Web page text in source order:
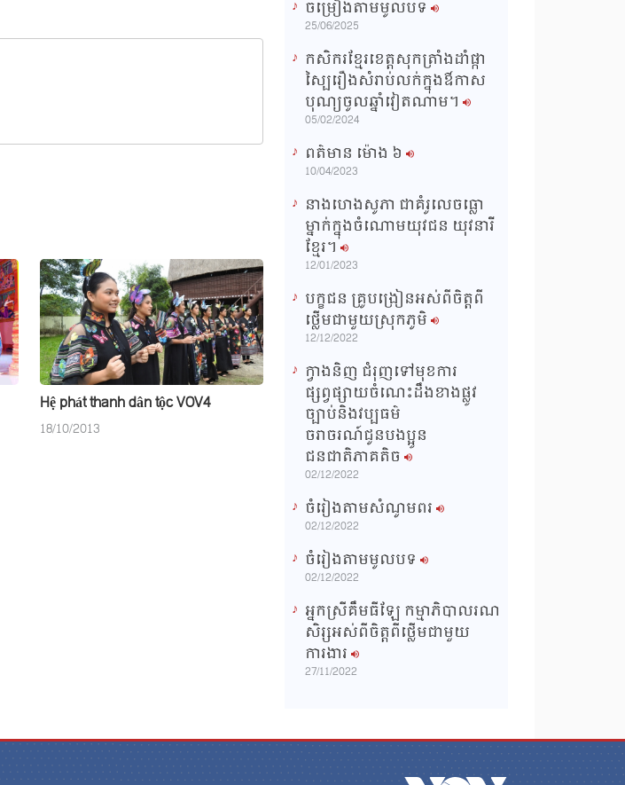
Hệ phát thanh dân tộc VOV4
18/10/2013
T
i
ចម្រៀងតាមមូលបទ
25/06/2025
កសិករខ្មែរខេត្តសុកត្រាំងដាំផ្កា
ស្បៃរឿងសំរាប់លក់ក្នុងឳកាស
បុណ្យចូលឆ្នាំវៀតណាម។
05/02/2024
ពត៌មាន ម៉ោង​ ៦
10/04/2023
នាងហេងសូភា ជាគំរូលេចធ្លោ
ម្នាក់ក្នុងចំណោមយុវជន យុវនារី
ខ្មែរ។
12/01/2023
បក្ខជន គ្រូបង្រៀនអស់ពីចិត្តពី
ថ្លើមជាមួយស្រុកភូមិ
12/12/2022
ក្វាងនិញ ជំរុញទៅមុខការ
ផ្សព្វផ្សាយចំណេះដឹងខាងផ្លូវ
ច្បាប់និងវប្បធម៌
ចរាចរណ៍ជូនបងប្អូន
ជនជាតិភាគតិច
02/12/2022
ចំរៀងតាមសំណូមពរ
02/12/2022
ចំរៀងតាមមូលបទ
02/12/2022
អ្នកស្រីគឹមធីឡែ កម្មាភិបាលរណ
សិរ្សអស់ពីចិត្តពីថ្លើមជាមួយ
ការងារ
27/11/2022